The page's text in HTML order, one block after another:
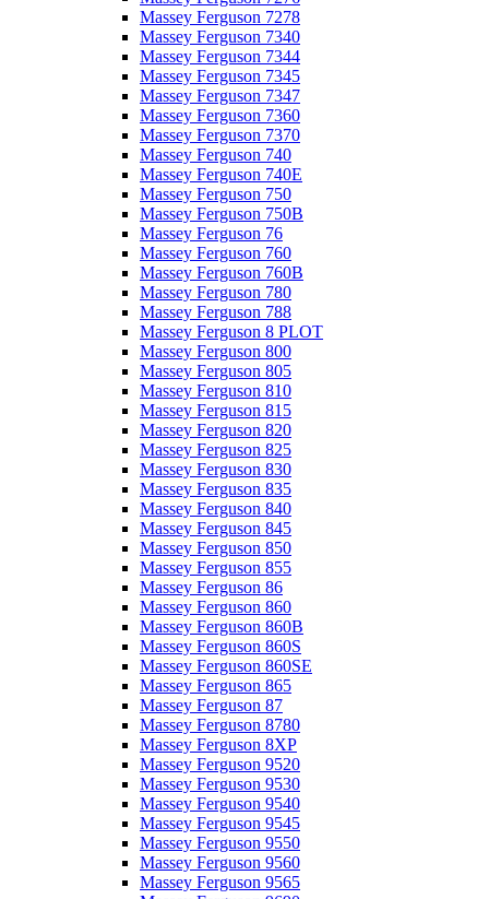
Massey Ferguson 7278
Massey Ferguson 7340
Massey Ferguson 7344
Massey Ferguson 7345
Massey Ferguson 7347
Massey Ferguson 7360
Massey Ferguson 7370
Massey Ferguson 740
Massey Ferguson 740E
Massey Ferguson 750
Massey Ferguson 750B
Massey Ferguson 76
Massey Ferguson 760
Massey Ferguson 760B
Massey Ferguson 780
Massey Ferguson 788
Massey Ferguson 8 PLOT
Massey Ferguson 800
Massey Ferguson 805
Massey Ferguson 810
Massey Ferguson 815
Massey Ferguson 820
Massey Ferguson 825
Massey Ferguson 830
Massey Ferguson 835
Massey Ferguson 840
Massey Ferguson 845
Massey Ferguson 850
Massey Ferguson 855
Massey Ferguson 86
Massey Ferguson 860
Massey Ferguson 860B
Massey Ferguson 860S
Massey Ferguson 860SE
Massey Ferguson 865
Massey Ferguson 87
Massey Ferguson 8780
Massey Ferguson 8XP
Massey Ferguson 9520
Massey Ferguson 9530
Massey Ferguson 9540
Massey Ferguson 9545
Massey Ferguson 9550
Massey Ferguson 9560
Massey Ferguson 9565